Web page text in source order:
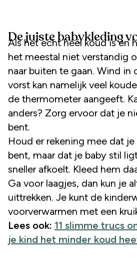
De juiste babykleding
Als het echt héél koud is en
het meestal niet verstandig
naar buiten te gaan. Wind
vorst kan namelijk veel
de thermometer aangeeft.
anders? Zorg ervoor dat je
bent.
Houd er rekening mee dat
bent, maar dat je baby stil
sneller afkoelt. Kleed hem
Ga voor laagjes, dan kun je
uittrekken. Je kunt de
voorverwarmen met een
Lees ook: 11 slimme trucs
je kind het minder koud